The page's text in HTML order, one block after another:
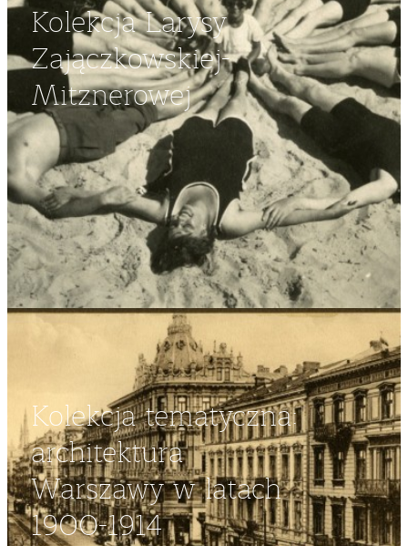
Kolekcja Larysy
Zajączkowskiej-
Mitznerowej
Kolekcja tematyczna:
architektura
Warszawy w latach
1900-1914